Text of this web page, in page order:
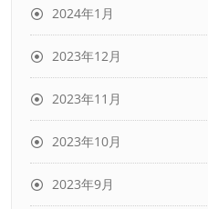
2024年1月
2023年12月
2023年11月
2023年10月
2023年9月